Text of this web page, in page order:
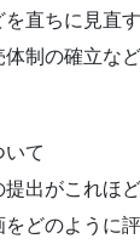
直ちに見直
制の確立など
いて
出がこれほど
どのように評